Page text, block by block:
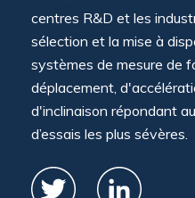
centres R&D et les
sélection et la mise à
systèmes de mesure de
déplacement,
d'inclinaison répondant
d’essais les plus sévères.